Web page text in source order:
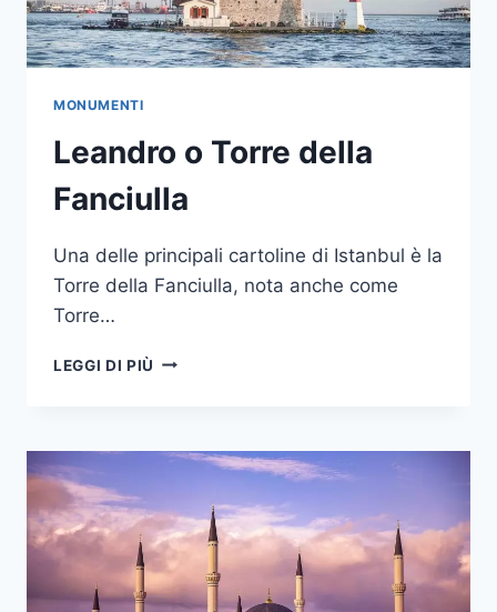
MONUMENTI
Leandro o Torre della
Fanciulla
Una delle principali cartoline di Istanbul è la
Torre della Fanciulla, nota anche come
Torre…
LEGGI DI PIÙ LEANDRO
FANCIULLA